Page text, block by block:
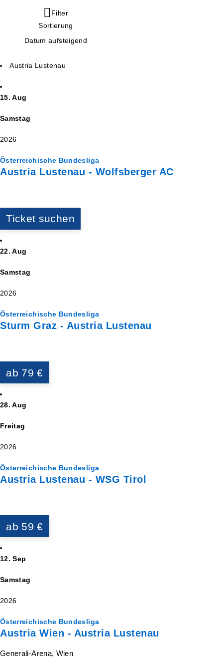
Filter
Sortierung
Datum aufsteigend
Austria Lustenau
15. Aug
Samstag
2026
Österreichische Bundesliga
Austria Lustenau - Wolfsberger AC
Ticket suchen
22. Aug
Samstag
2026
Österreichische Bundesliga
Sturm Graz - Austria Lustenau
ab 79 €
28. Aug
Freitag
2026
Österreichische Bundesliga
Austria Lustenau - WSG Tirol
ab 59 €
12. Sep
Samstag
2026
Österreichische Bundesliga
Austria Wien - Austria Lustenau
Generali-Arena, Wien